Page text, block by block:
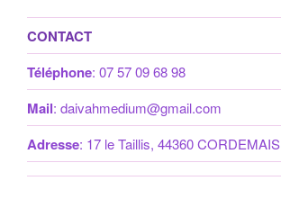
CONTACT
Téléphone: 07 57 09 68 98
Mail: daivahmedium@gmail.com
Adresse: 17 le Taillis, 44360 CORDEMAIS